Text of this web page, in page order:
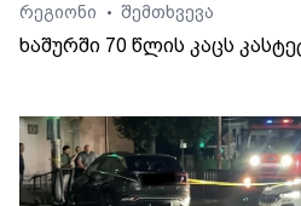
რეგიონი
• შემთხვევა
ხაშურში 70 წლის კაცს